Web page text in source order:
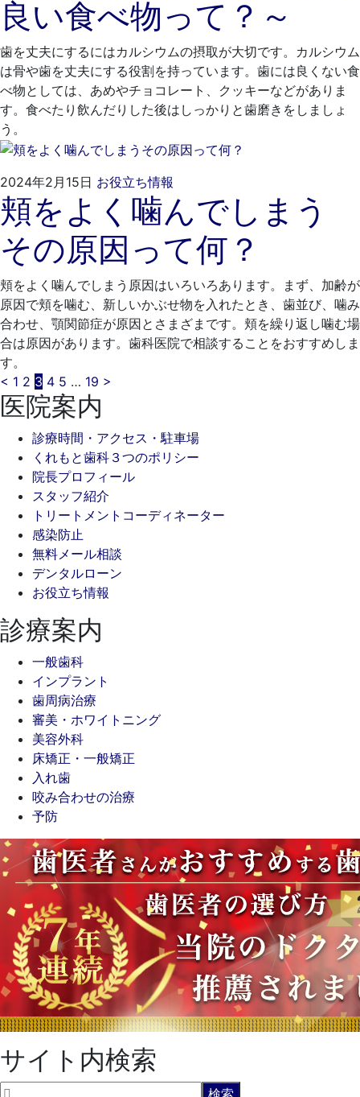
24
日
歯
科
医
良い食べ物って？～
歯を丈夫にするにはカルシウムの摂取が大切です。カルシウム
は骨や歯を丈夫にする役割を持っています。歯には良くない食
べ物としては、あめやチョコレート、クッキーなどがありま
す。食べたり飲んだりした後はしっかりと歯磨きをしましょ
う。
2024年2月15日 お役立ち情報
年
1
月
24
日
れ
も
と
歯
科
医
院
頬をよく噛んでしまう
その原因って何？
頬をよく噛んでしまう原因はいろいろあります。まず、加齢が
原因で頬を噛む、新しいかぶせ物を入れたとき、歯並び、噛み
合わせ、顎関節症が原因とさまざまです。頬を繰り返し噛む場
合は原因があります。歯科医院で相談することをおすすめしま
す。
投
稿
の
ペ
ー
ジ
送
り
< 1 2 3 4 5 … 19 >
医院案内
診療時間・アクセス・駐車場
くれもと歯科３つのポリシー
院長プロフィール
スタッフ紹介
トリートメントコーディネーター
感染防止
無料メール相談
デンタルローン
お役立ち情報
診療案内
一般歯科
インプラント
歯周病治療
審美・ホワイトニング
美容外科
床矯正・一般矯正
入れ歯
咬み合わせの治療
予防
サイト内検索